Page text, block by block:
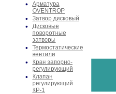
Арматура
OVENTROP
Затвор дисковый
Дисковые
поворотные
затворы
Термостатические
вентили
Кран запорно-
регулирующий
Клапан
регулирующий
КР-1